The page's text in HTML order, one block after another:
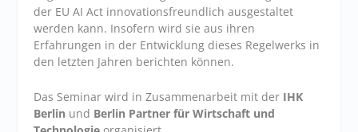
der EU AI Act innovationsfreundlich ausgestaltet
werden kann. Insofern wird sie aus ihren
Erfahrungen in der Entwicklung dieses Regelwerks in
den letzten Jahren berichten können.
Das Seminar wird in Zusammenarbeit mit der IHK
Berlin und Berlin Partner für Wirtschaft und